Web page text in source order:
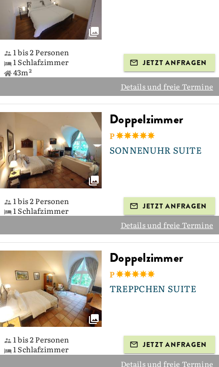
1 bis 2 Personen
1 Schlafzimmer
43m²
JETZT ANFRAGEN
Details und freie Termine
Doppelzimmer
P
SONNENUHR SUITE
1 bis 2 Personen
1 Schlafzimmer
JETZT ANFRAGEN
Details und freie Termine
Doppelzimmer
P
TREPPCHEN SUITE
1 bis 2 Personen
1 Schlafzimmer
JETZT ANFRAGEN
Details und freie Termine